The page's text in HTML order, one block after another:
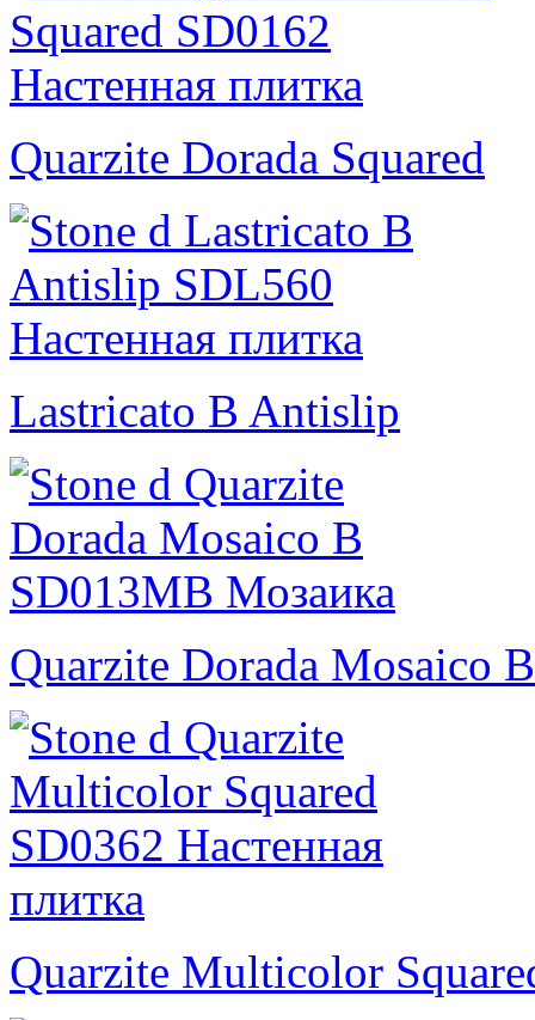
Quarzite Dorada Squared
Lastricato B Antislip
Quarzite Dorada Mosaico B
Quarzite Multicolor